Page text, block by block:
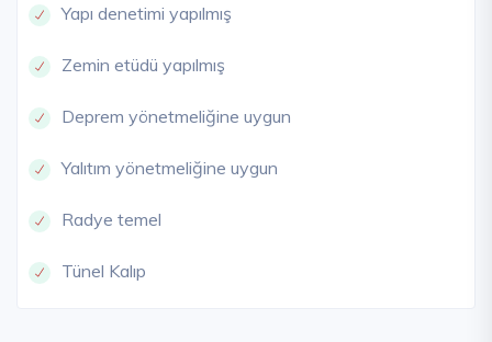
Yapı denetimi yapılmış
Zemin etüdü yapılmış
Deprem yönetmeliğine uygun
Yalıtım yönetmeliğine uygun
Radye temel
Tünel Kalıp